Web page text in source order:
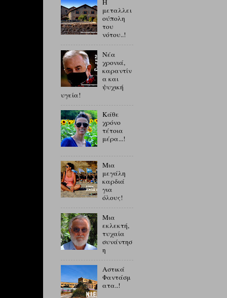
Η
μεταλλει
ούπολη
του
νότου..!
Νέα
χρονιά,
καραντίν
α και
ψυχική
υγεία!
Κάθε
χρόνο
τέτοια
μέρα...!
Μια
μεγάλη
καρδιά
για
όλους!
Μια
εκλεκτή,
τυχαία
συνάντησ
η
Αστικά
Φαντάσμ
ατα..!